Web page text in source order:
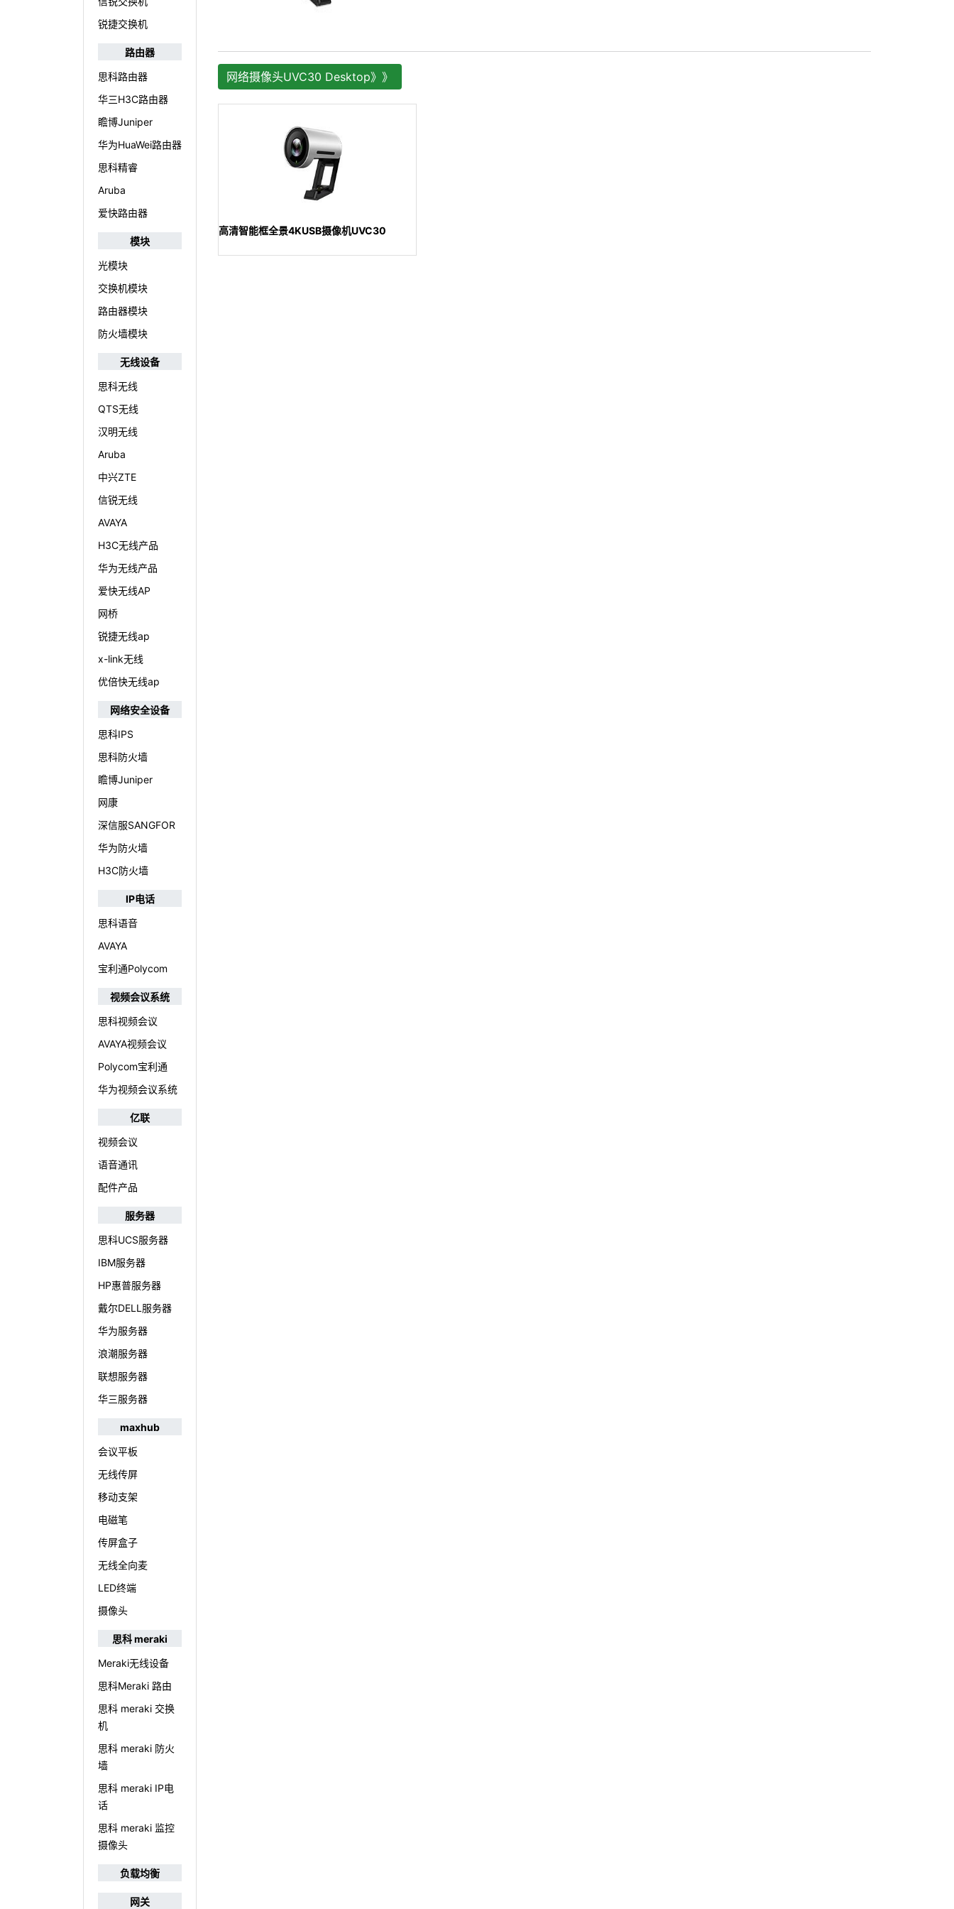
锐捷交换机
路由器
思科路由器
华三H3C路由器
瞻博Juniper
华为HuaWei路由器
思科精睿
Aruba
爱快路由器
模块
光模块
交换机模块
路由器模块
防火墙模块
无线设备
思科无线
QTS无线
汉明无线
Aruba
中兴ZTE
信锐无线
AVAYA
H3C无线产品
华为无线产品
爱快无线AP
网桥
锐捷无线ap
x-link无线
优倍快无线ap
网络安全设备
思科IPS
思科防火墙
瞻博Juniper
网康
深信服SANGFOR
华为防火墙
H3C防火墙
IP电话
思科语音
AVAYA
宝利通Polycom
视频会议系统
思科视频会议
AVAYA视频会议
Polycom宝利通
华为视频会议系统
亿联
视频会议
语音通讯
配件产品
服务器
思科UCS服务器
IBM服务器
HP惠普服务器
戴尔DELL服务器
华为服务器
浪潮服务器
联想服务器
华三服务器
maxhub
会议平板
无线传屏
移动支架
电磁笔
传屏盒子
无线全向麦
LED终端
摄像头
思科 meraki
Meraki无线设备
思科Meraki 路由
思科 meraki 交换
机
思科 meraki 防火
墙
思科 meraki IP电
话
思科 meraki 监控
摄像头
负载均衡
网关
网络摄像头UVC30 Desktop》》
高清智能框全景4KUSB摄像机UVC30